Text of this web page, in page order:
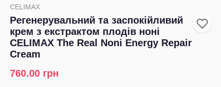
CELIMAX
Регенерувальний та заспокійливий
крем з екстрактом плодів ноні
CELIMAX The Real Noni Energy Repair
Cream
760.00 грн